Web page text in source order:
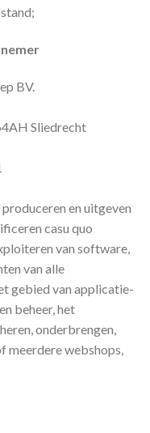
BV.
Sliedrecht
en uitgeven
casu quo
van software,
van alle
gebied van applicatie-
beheer, het
onderbrengen,
meerdere webshops,